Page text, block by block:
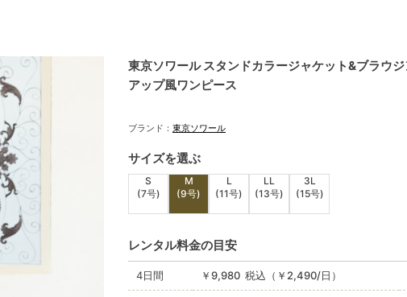
東京ソワール スタンドカラージャケット&ブラウジ
アップ風ワンピース
ブランド： 東京ソワール
サイズを選ぶ
S
(7号)
M
(9号)
L
(11号)
LL
(13号)
3L
(15号)
レンタル料金の目安
4日間 ￥9,980 税込（￥2,490/日）